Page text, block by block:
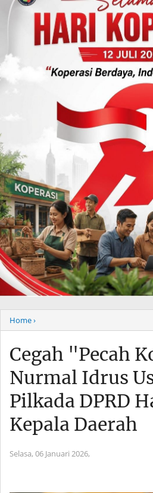
Home›
Cegah "Pecah
Nurmal Idrus
Pilkada DPRD
Kepala Daerah
Selasa, 06 Januari 2026,